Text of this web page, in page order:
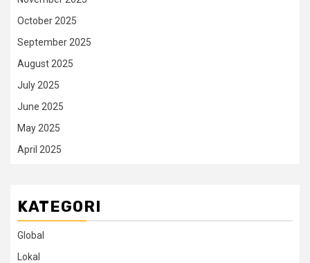
October 2025
September 2025
August 2025
July 2025
June 2025
May 2025
April 2025
KATEGORI
Global
Lokal